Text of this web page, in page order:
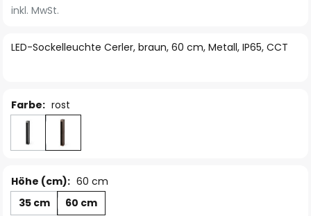
der
springen
LED-Sockelleuchte Cerler, braun, 60 cm, Metall, IP65, CCT
inkl. MwSt.
Farbe: rost
Höhe (cm): 60 cm
35 cm
60 cm